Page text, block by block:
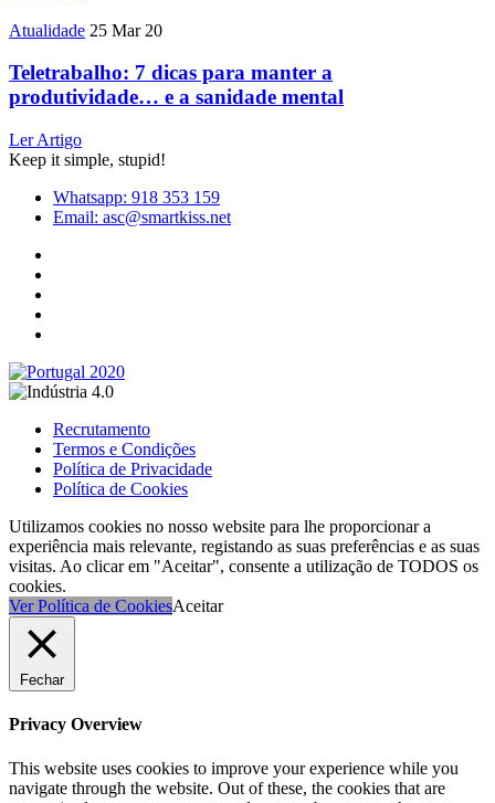
Atualidade 25 Mar 20
Teletrabalho: 7 dicas para manter a
produtividade… e a sanidade mental
Ler Artigo
Keep it simple, stupid!
Whatsapp: 918 353 159
Email: asc@smartkiss.net
Recrutamento
Termos e Condições
Política de Privacidade
Política de Cookies
Utilizamos cookies no nosso website para lhe proporcionar a
experiência mais relevante, registando as suas preferências e as suas
visitas. Ao clicar em "Aceitar", consente a utilização de TODOS os
cookies.
Ver Política de CookiesAceitar
Fechar
Privacy Overview
This website uses cookies to improve your experience while you
navigate through the website. Out of these, the cookies that are